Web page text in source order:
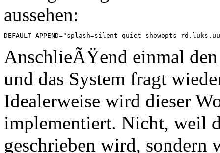
aussehen:
AnschlieÃŸend einmal
und das System fragt
Idealerweise wird dieser
implementiert. Nicht, weil
geschrieben wird, sondern